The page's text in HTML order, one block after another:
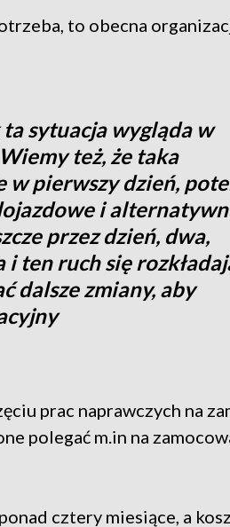
to obecna
sytuacja wygląda w
też, że taka
w pierwszy dzień,
i
przez dzień, dwa,
i ten ruch się
dalsze zmiany, aby
prac naprawczych na
polegać m.in na
cztery miesiące, a